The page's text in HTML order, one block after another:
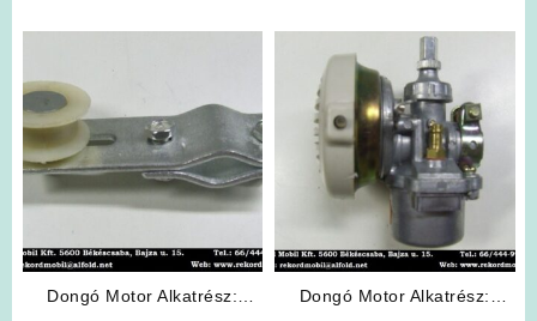
Dongó Motor Alkatrész:
Dongó Motor Alkatrész: